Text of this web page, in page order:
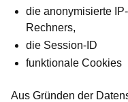
die anonymisierte
Rechners,
die Session-ID
funktionale Cookies
Aus Gründen der